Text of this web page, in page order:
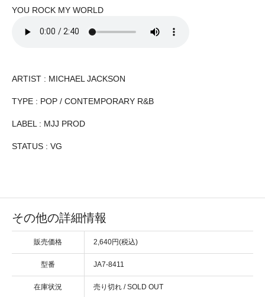
YOU ROCK MY WORLD
ARTIST : MICHAEL JACKSON
TYPE : POP / CONTEMPORARY R&B
LABEL : MJJ PROD
STATUS : VG
その他の詳細情報
販売価格 2,640円(税込)
型番 JA7-8411
在庫状況 売り切れ / SOLD OUT